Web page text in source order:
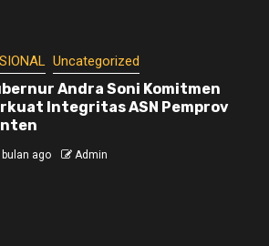
Uncategorized
Andra Soni Komitmen
Integritas ASN Pemprov
ago Admin